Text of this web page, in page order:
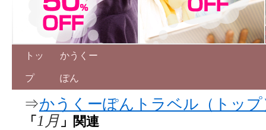
トッ
プ
かうくー
ぽん
⇒かうくーぽんトラベル（トップ
「 1月 」関連